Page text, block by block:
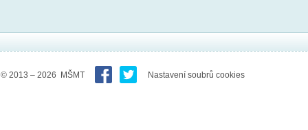
© 2013 – 2026 MŠMT Nastavení soubrů cookies